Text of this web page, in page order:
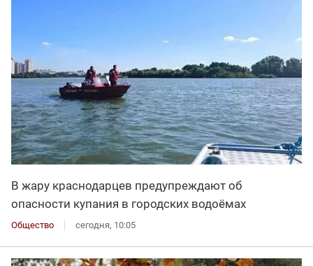
В жару краснодарцев предупреждают об
опасности купания в городских водоёмах
Общество сегодня, 10:05